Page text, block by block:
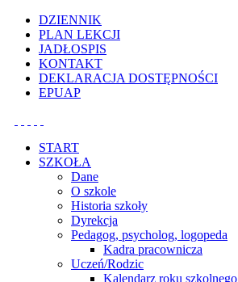
witryna
zawiera
system
dostępności.
DZIENNIK
PLAN LEKCJI
JADŁOSPIS
KONTAKT
DEKLARACJA DOSTĘPNOŚCI
EPUAP
START
SZKOŁA
Dane
O szkole
Historia szkoły
Dyrekcja
Pedagog, psycholog, logopeda
Kadra pracownicza
Uczeń/Rodzic
Kalendarz roku szkolnego